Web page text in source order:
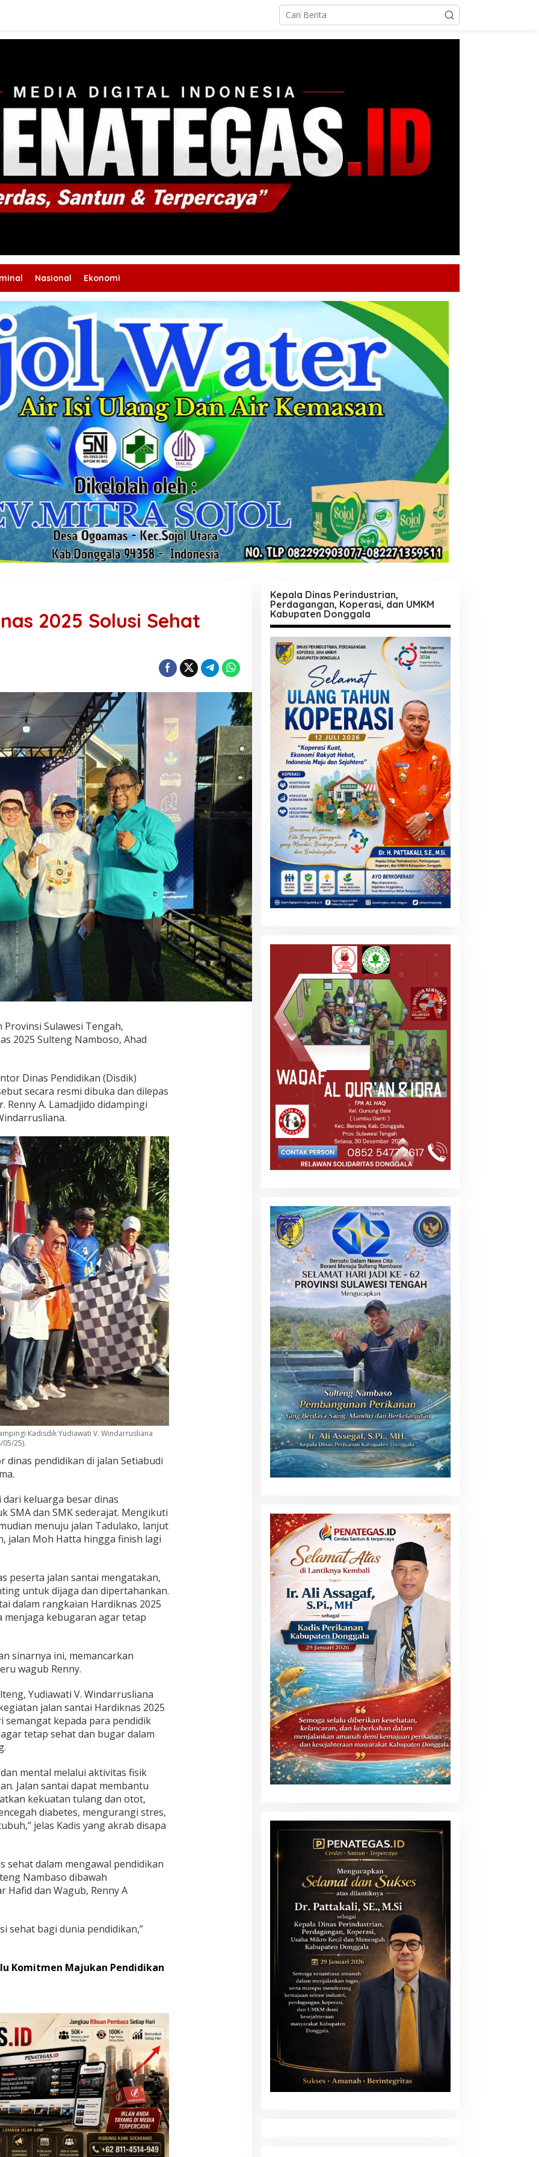
Nasional Ekonomi
2025 Solusi Sehat
Sulawesi Tengah,
2025 Sulteng Namboso, Ahad
Dinas Pendidikan (Disdik)
secara resmi dibuka dan dilepas
Renny A. Lamadjido didampingi
Kadisdik Yudiawati V. Windarrusliana
05/25).
pendidikan di jalan Setiabudi
keluarga besar dinas
SMA dan SMK sederajat. Mengikuti
menuju jalan Tadulako, lanjut
jalan Moh Hatta hingga finish lagi
peserta jalan santai mengatakan,
untuk dijaga dan dipertahankan.
dalam rangkaian Hardiknas 2025
menjaga kebugaran agar tetap
sinarnya ini, memancarkan
wagub Renny.
Yudiawati V. Windarrusliana
jalan santai Hardiknas 2025
kepada para pendidik
tetap sehat dan bugar dalam
mental melalui aktivitas fisik
Jalan santai dapat membantu
kekuatan tulang dan otot,
diabetes, mengurangi stres,
jelas Kadis yang akrab disapa
sehat dalam mengawal pendidikan
Nambaso dibawah
Hafid dan Wagub, Renny A
sehat bagi dunia pendidikan,”
Komitmen Majukan Pendidikan
Kepala Dinas Perindustrian,
Perdagangan, Koperasi, dan UMKM
Kabupaten Donggala